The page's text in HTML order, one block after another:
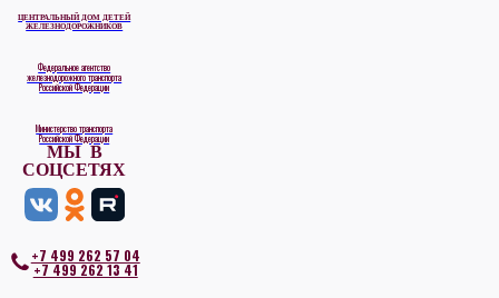
ЦЕНТРАЛЬНЫЙ ДОМ ДЕТЕЙ
ЖЕЛЕЗНОДОРОЖНИКОВ
Федеральное агентство
железнодорожного транспорта
Российской Федерации
Министерство транспорта
Российской Федерации
МЫ В
СОЦСЕТЯХ
+7 499 262 57 04
+7 499 262 13 41